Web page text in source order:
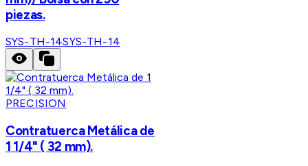
piezas.
SYS-TH-14SYS-TH-14
PRECISION
Contratuerca Metálica de
1 1/4" ( 32 mm).